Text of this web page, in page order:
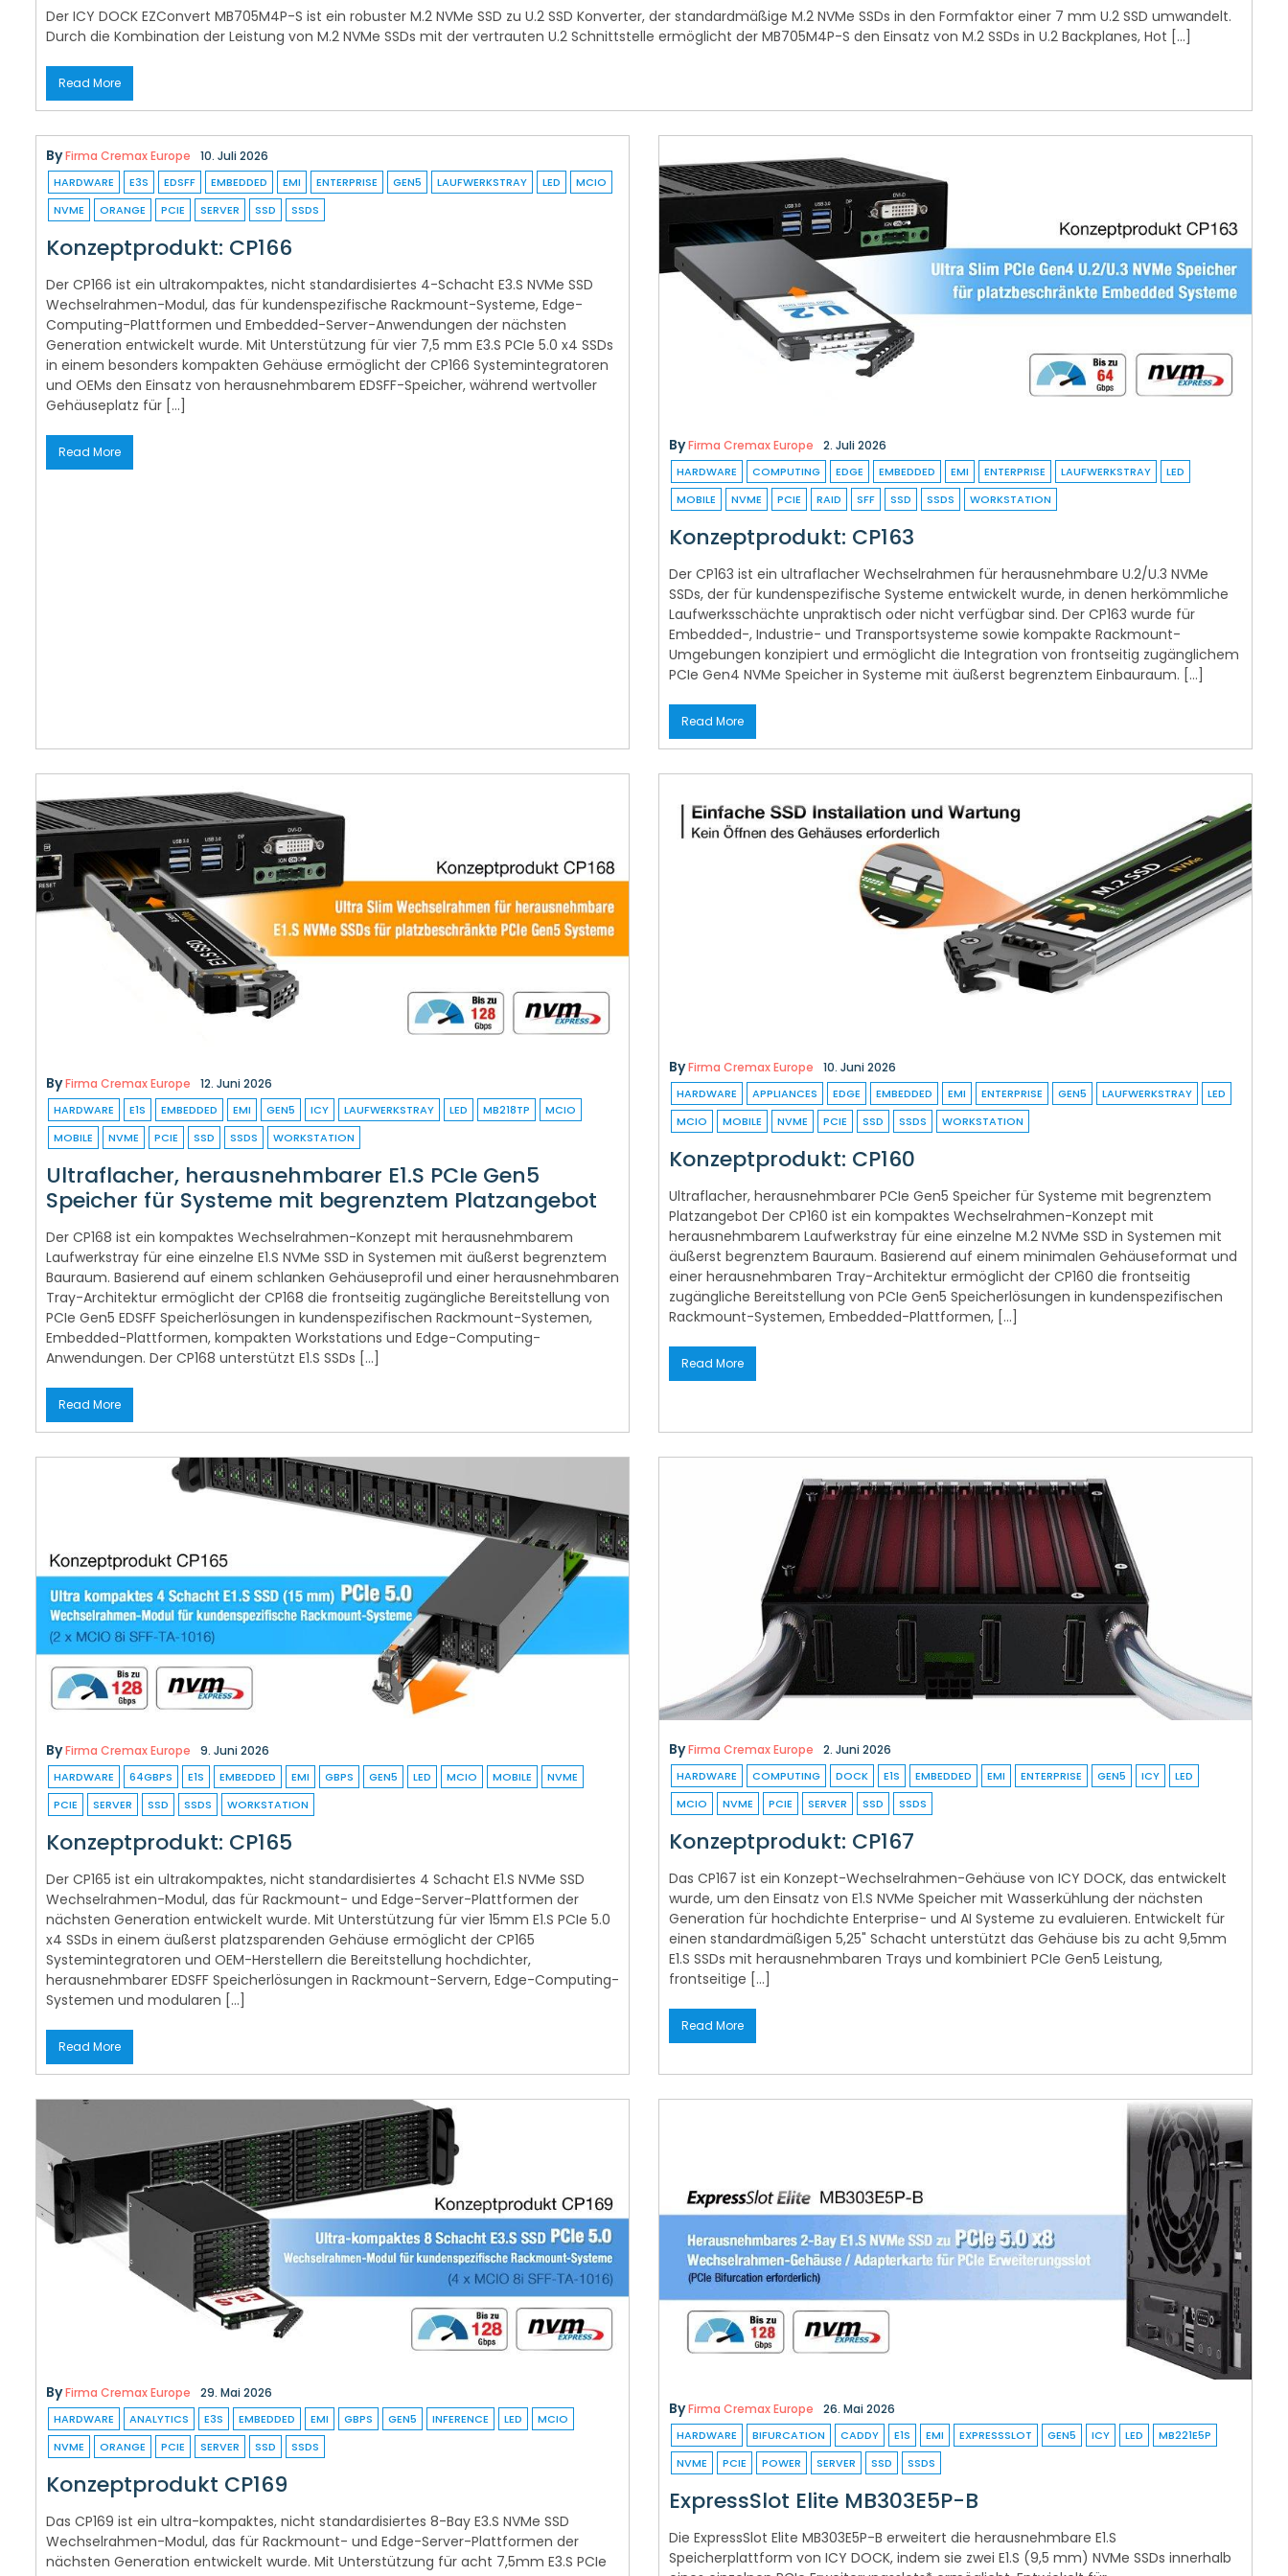
Der ICY DOCK EZConvert MB705M4P-S ist ein robuster M.2 NVMe SSD zu U.2 SSD Konverter, der standardmäßige M.2 NVMe SSDs in den Formfaktor einer 7 mm U.2 SSD umwandelt.
Durch die Kombination der Leistung von M.2 NVMe SSDs mit der vertrauten U.2 Schnittstelle ermöglicht der MB705M4P-S den Einsatz von M.2 SSDs in U.2 Backplanes, Hot […]
Read More
ByFirma Cremax Europe 10. Juli 2026
HARDWARE E3S EDSFF EMBEDDED EMI ENTERPRISE GEN5 LAUFWERKSTRAY LED
MCIO
NVME
ORANGE PCIE SERVER SSD SSDS
Konzeptprodukt: CP166
Der CP166 ist ein ultrakompaktes, nicht standardisiertes 4-Schacht E3.S NVMe SSD
Wechselrahmen-Modul, das für kundenspezifische Rackmount-Systeme, Edge-
Computing-Plattformen und Embedded-Server-Anwendungen der nächsten
Generation entwickelt wurde. Mit Unterstützung für vier 7,5 mm E3.S PCIe 5.0 x4 SSDs
in einem besonders kompakten Gehäuse ermöglicht der CP166 Systemintegratoren
und OEMs den Einsatz von herausnehmbarem EDSFF-Speicher, während wertvoller
Gehäuseplatz für […]
Read More ByFirma Cremax Europe 2. Juli 2026
HARDWARE COMPUTING EDGE EMBEDDED EMI ENTERPRISE LAUFWERKSTRAY
LED
MOBILE
NVME PCIE RAID SFF SSD SSDS WORKSTATION
Konzeptprodukt: CP163
Der CP163 ist ein ultraflacher Wechselrahmen für herausnehmbare U.2/U.3 NVMe
SSDs, der für kundenspezifische Systeme entwickelt wurde, in denen herkömmliche
Laufwerksschächte unpraktisch oder nicht verfügbar sind. Der CP163 wurde für
Embedded-, Industrie- und Transportsysteme sowie kompakte Rackmount-
Umgebungen konzipiert und ermöglicht die Integration von frontseitig zugänglichem
PCIe Gen4 NVMe Speicher in Systeme mit äußerst begrenztem Einbauraum. […]
Read More
ByFirma Cremax Europe 12. Juni 2026
HARDWARE E1S EMBEDDED EMI GEN5 ICY LAUFWERKSTRAY LED MB218TP
MCIO
MOBILE
NVME PCIE SSD SSDS WORKSTATION
Ultraflacher, herausnehmbarer E1.S PCIe Gen5
Speicher für Systeme mit begrenztem Platzangebot
Der CP168 ist ein kompaktes Wechselrahmen-Konzept mit herausnehmbarem
Laufwerkstray für eine einzelne E1.S NVMe SSD in Systemen mit äußerst begrenztem
Bauraum. Basierend auf einem schlanken Gehäuseprofil und einer herausnehmbaren
Tray-Architektur ermöglicht der CP168 die frontseitig zugängliche Bereitstellung von
PCIe Gen5 EDSFF Speicherlösungen in kundenspezifischen Rackmount-Systemen,
Embedded-Plattformen, kompakten Workstations und Edge-Computing-
Anwendungen. Der CP168 unterstützt E1.S SSDs […]
Read More
ByFirma Cremax Europe 10. Juni 2026
HARDWARE APPLIANCES EDGE EMBEDDED EMI ENTERPRISE GEN5 LAUFWERKSTRAY
LED
MCIO
MOBILE NVME PCIE SSD SSDS WORKSTATION
Konzeptprodukt: CP160
Ultraflacher, herausnehmbarer PCIe Gen5 Speicher für Systeme mit begrenztem
Platzangebot Der CP160 ist ein kompaktes Wechselrahmen-Konzept mit
herausnehmbarem Laufwerkstray für eine einzelne M.2 NVMe SSD in Systemen mit
äußerst begrenztem Bauraum. Basierend auf einem minimalen Gehäuseformat und
einer herausnehmbaren Tray-Architektur ermöglicht der CP160 die frontseitig
zugängliche Bereitstellung von PCIe Gen5 Speicherlösungen in kundenspezifischen
Rackmount-Systemen, Embedded-Plattformen, […]
Read More
ByFirma Cremax Europe 9. Juni 2026
HARDWARE 64GBPS E1S EMBEDDED EMI GBPS GEN5 LED MCIO MOBILE
NVME
PCIE
SERVER SSD SSDS WORKSTATION
Konzeptprodukt: CP165
Der CP165 ist ein ultrakompaktes, nicht standardisiertes 4 Schacht E1.S NVMe SSD
Wechselrahmen-Modul, das für Rackmount- und Edge-Server-Plattformen der
nächsten Generation entwickelt wurde. Mit Unterstützung für vier 15mm E1.S PCIe 5.0
x4 SSDs in einem äußerst platzsparenden Gehäuse ermöglicht der CP165
Systemintegratoren und OEM-Herstellern die Bereitstellung hochdichter,
herausnehmbarer EDSFF Speicherlösungen in Rackmount-Servern, Edge-Computing-
Systemen und modularen […]
Read More
ByFirma Cremax Europe 2. Juni 2026
HARDWARE COMPUTING DOCK E1S EMBEDDED EMI ENTERPRISE GEN5 ICY
LED
MCIO
NVME PCIE SERVER SSD SSDS
Konzeptprodukt: CP167
Das CP167 ist ein Konzept-Wechselrahmen-Gehäuse von ICY DOCK, das entwickelt
wurde, um den Einsatz von E1.S NVMe Speicher mit Wasserkühlung der nächsten
Generation für hochdichte Enterprise- und AI Systeme zu evaluieren. Entwickelt für
einen standardmäßigen 5,25" Schacht unterstützt das Gehäuse bis zu acht 9,5mm
E1.S SSDs mit herausnehmbaren Trays und kombiniert PCIe Gen5 Leistung,
frontseitige […]
Read More
ByFirma Cremax Europe 29. Mai 2026
HARDWARE ANALYTICS E3S EMBEDDED EMI GBPS GEN5 INFERENCE LED
MCIO
NVME
ORANGE PCIE SERVER SSD SSDS
Konzeptprodukt CP169
Das CP169 ist ein ultra-kompaktes, nicht standardisiertes 8-Bay E3.S NVMe SSD
Wechselrahmen-Modul, das für Rackmount- und Edge-Server-Plattformen der
nächsten Generation entwickelt wurde. Mit Unterstützung für acht 7,5mm E3.S PCIe
ByFirma Cremax Europe 26. Mai 2026
HARDWARE BIFURCATION CADDY E1S EMI EXPRESSSLOT GEN5 ICY LED
MB221E5P
NVME
PCIE POWER SERVER SSD SSDS
ExpressSlot Elite MB303E5P-B
Die ExpressSlot Elite MB303E5P-B erweitert die herausnehmbare E1.S
Speicherplattform von ICY DOCK, indem sie zwei E1.S (9,5 mm) NVMe SSDs innerhalb